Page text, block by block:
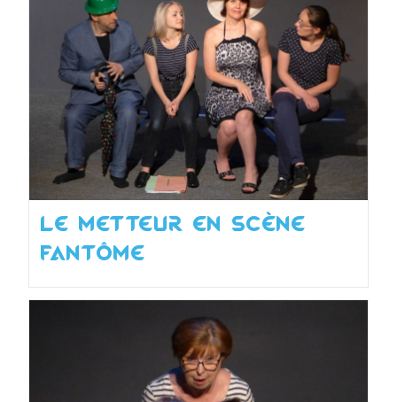
Le metteur en scène
fantôme